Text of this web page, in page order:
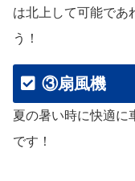
は北上して可能であ
う！
③扇風機
夏の暑い時に快適に
です！